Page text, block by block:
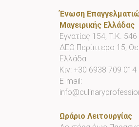
Ένωση
Μαγειρικής Ελλάδας
Εγνατίας 154, Τ.Κ. 546
ΔΕΘ Περίπτερο 15,
Ελλάδα
Κιν: +30 6938 709 014
E-mail:
Ωράριο Λειτουργίας